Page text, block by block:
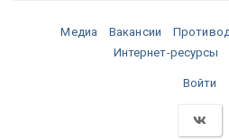
Медиа Вакансии
Интернет-ресурсы
Войти